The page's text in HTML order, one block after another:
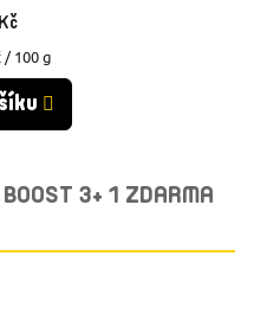
/ 100 g
3+ 1 ZDARMA